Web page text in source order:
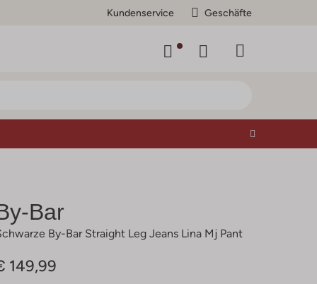
Kundenservice Geschäfte
Bar
By-Bar Straight Leg Jeans Lina Mj Pant
149,99